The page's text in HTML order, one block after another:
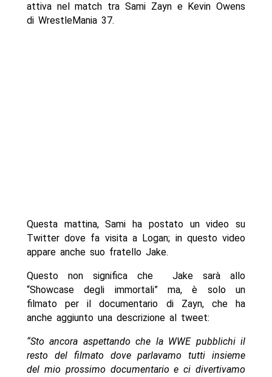
attiva nel match tra Sami Zayn e Kevin Owens
di WrestleMania 37.
Questa mattina, Sami ha postato un video su
Twitter dove fa visita a Logan; in questo video
appare anche suo fratello Jake.
Questo non significa che Jake sarà allo
“Showcase degli immortali” ma, è solo un
filmato per il documentario di Zayn, che ha
anche aggiunto una descrizione al tweet:
“Sto ancora aspettando che la WWE pubblichi il
resto del filmato dove parlavamo tutti insieme
del mio prossimo documentario e ci divertivamo